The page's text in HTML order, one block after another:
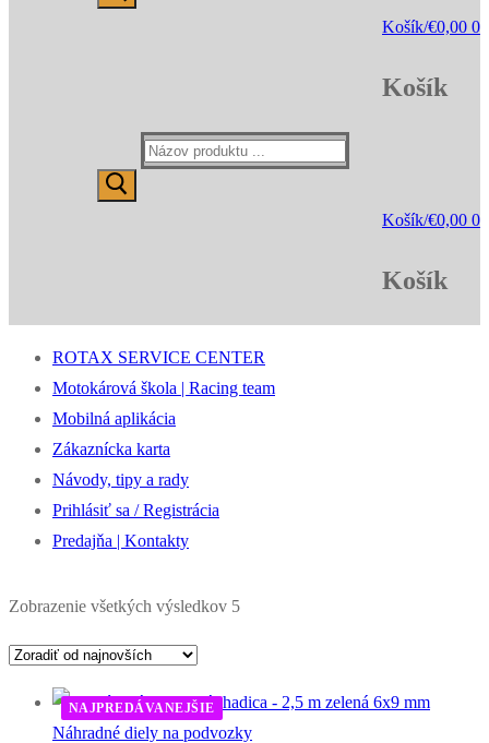
Košík/€0,00 0
Košík
Hľadať:
Košík/€0,00 0
Košík
ROTAX SERVICE CENTER
Motokárová škola | Racing team
Mobilná aplikácia
Zákaznícka karta
Návody, tipy a rady
Prihlásiť sa / Registrácia
Predajňa | Kontakty
Zobrazenie všetkých výsledkov 5Zoradené
Náhradné diely na podvozky
NAJPREDÁVANEJŠIE